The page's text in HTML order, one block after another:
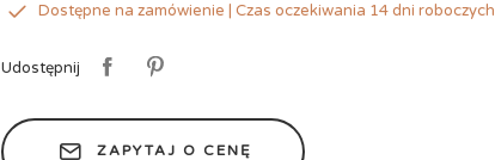
Dostępne na zamówienie | Czas oczekiwania 14 dni roboczych
Udostępnij
ZAPYTAJ O CENĘ